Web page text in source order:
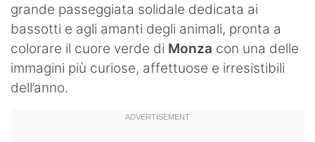
grande passeggiata solidale dedicata ai
bassotti e agli amanti degli animali, pronta a
colorare il cuore verde di Monza con una delle
immagini più curiose, affettuose e irresistibili
dell’anno.